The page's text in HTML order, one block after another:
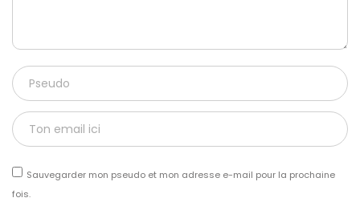
Sauvegarder mon pseudo et mon adresse e-mail pour la prochaine
fois.